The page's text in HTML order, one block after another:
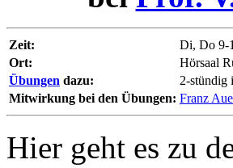
Zeit:
Di, Do 9-
Ort:
Hörsaal
Übungen dazu:
2-stündig
Mitwirkung bei den Übungen: Franz
Hier geht es zu